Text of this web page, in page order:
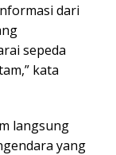
dari
sepeda
kata
langsung
yang